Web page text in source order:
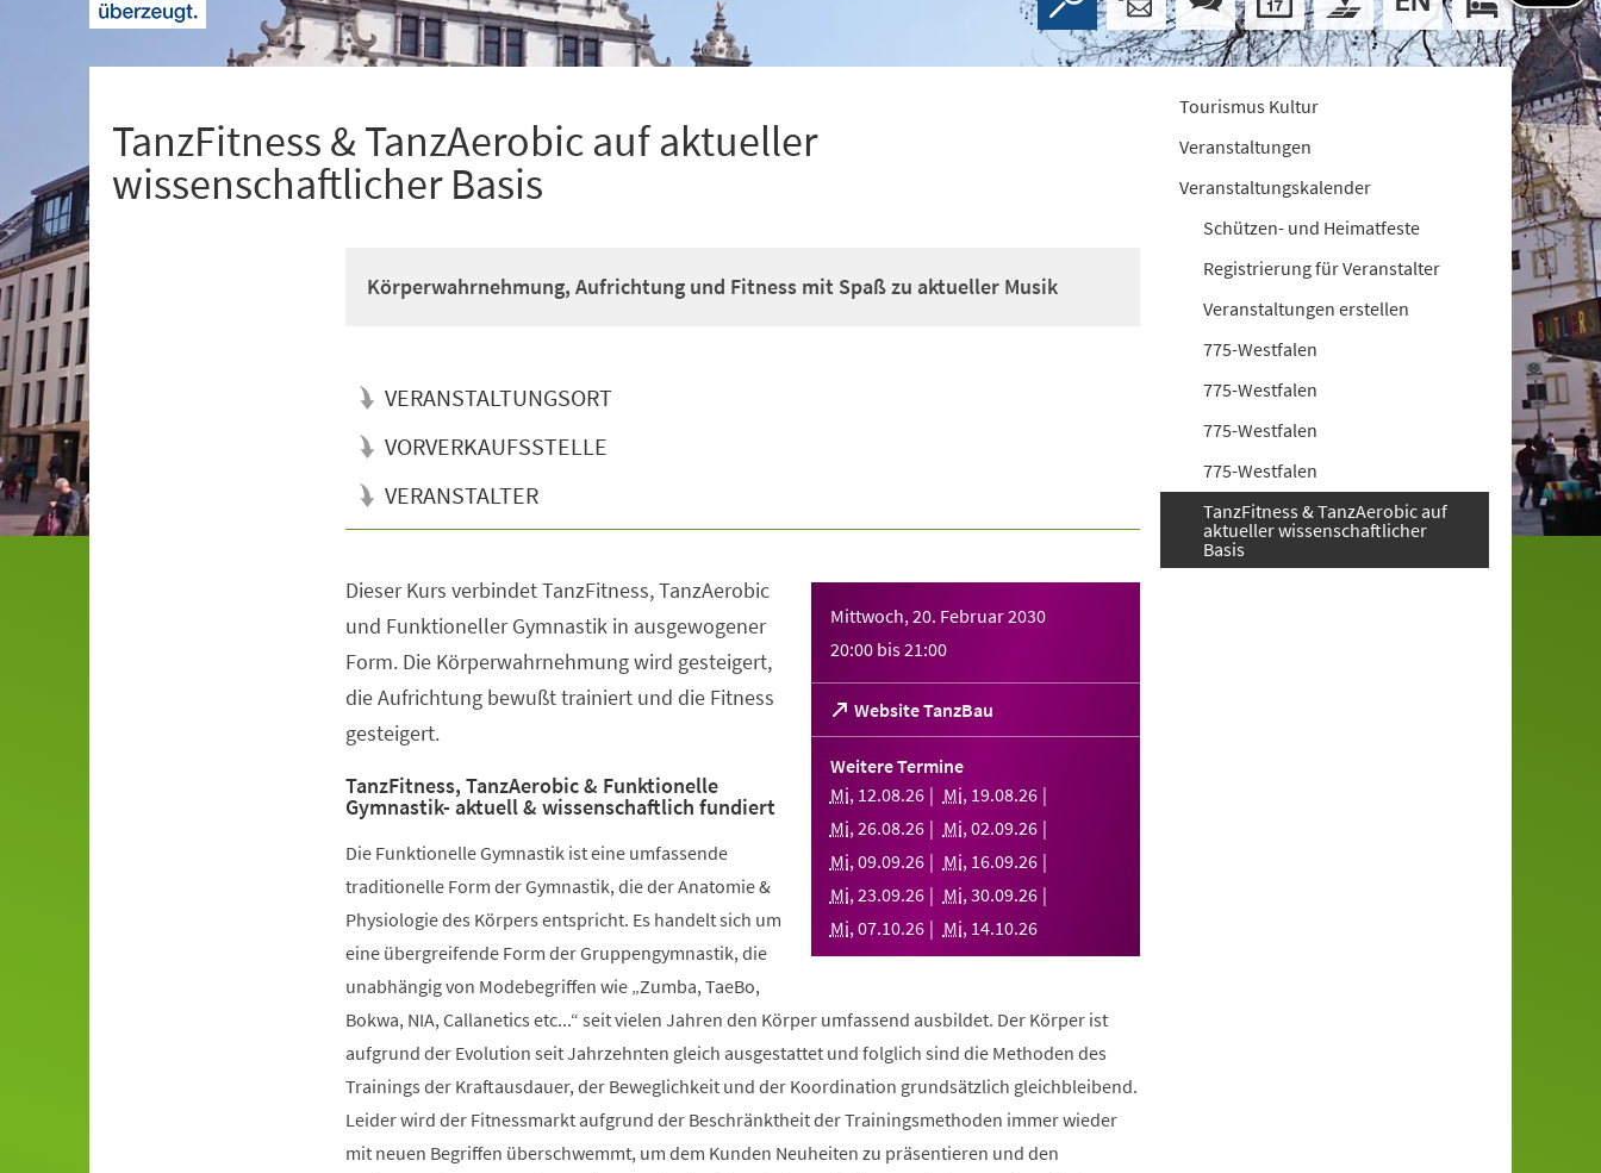
TanzFitness & TanzAerobic auf aktueller
wissenschaftlicher Basis
Körperwahrnehmung, Aufrichtung und Fitness mit Spaß zu aktueller Musik
VERANSTALTUNGSORT
VORVERKAUFSSTELLE
VERANSTALTER
Mittwoch, 20. Februar 2030
20:00 bis21:00
Website TanzBau
(Öffnet
in
einem
neuen
Tab)
Weitere Termine
Mi, 12.08.26 Mi, 19.08.26
Mi,26.08.26 Mi,02.09.26
Mi,09.09.26 Mi, 16.09.26
Mi,23.09.26 Mi,30.09.26
Mi,07.10.26 Mi, 14.10.26
Dieser Kurs verbindet TanzFitness, TanzAerobic
und Funktioneller Gymnastik in ausgewogener
Form. Die Körperwahrnehmung wird gesteigert,
die Aufrichtung bewußt trainiert und die Fitness
gesteigert.
TanzFitness, TanzAerobic & Funktionelle
Gymnastik- aktuell & wissenschaftlich fundiert
Die Funktionelle Gymnastik ist eine umfassende
traditionelle Form der Gymnastik, die der Anatomie &
Physiologie des Körpers entspricht. Es handelt sich um
eine übergreifende Form der Gruppengymnastik, die
unabhängig von Modebegriffen wie „Zumba, TaeBo,
Bokwa, NIA, Callanetics etc...“ seit vielen Jahren den Körper umfassend ausbildet. Der Körper ist
aufgrund der Evolution seit Jahrzehnten gleich ausgestattet und folglich sind die Methoden des
Trainings der Kraftausdauer, der Beweglichkeit und der Koordination grundsätzlich gleichbleibend.
Leider wird der Fitnessmarkt aufgrund der Beschränktheit der Trainingsmethoden immer wieder
mit neuen Begriffen überschwemmt, um dem Kunden Neuheiten zu präsentieren und den
Tourismus Kultur
Veranstaltungen
Veranstaltungskalender
Schützen- und Heimatfeste
Registrierung für Veranstalter
Veranstaltungen erstellen
775-Westfalen
775-Westfalen
775-Westfalen
775-Westfalen
TanzFitness & TanzAerobic auf
aktueller wissenschaftlicher
Basis